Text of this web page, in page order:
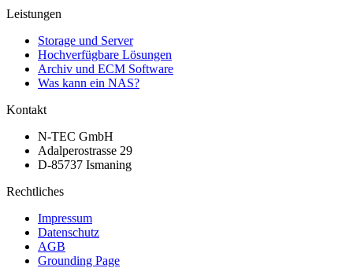
Leistungen
Storage und Server
Hochverfügbare Lösungen
Archiv und ECM Software
Was kann ein NAS?
Kontakt
N-TEC GmbH
Adalperostrasse 29
D-85737 Ismaning
Rechtliches
Impressum
Datenschutz
AGB
Grounding Page